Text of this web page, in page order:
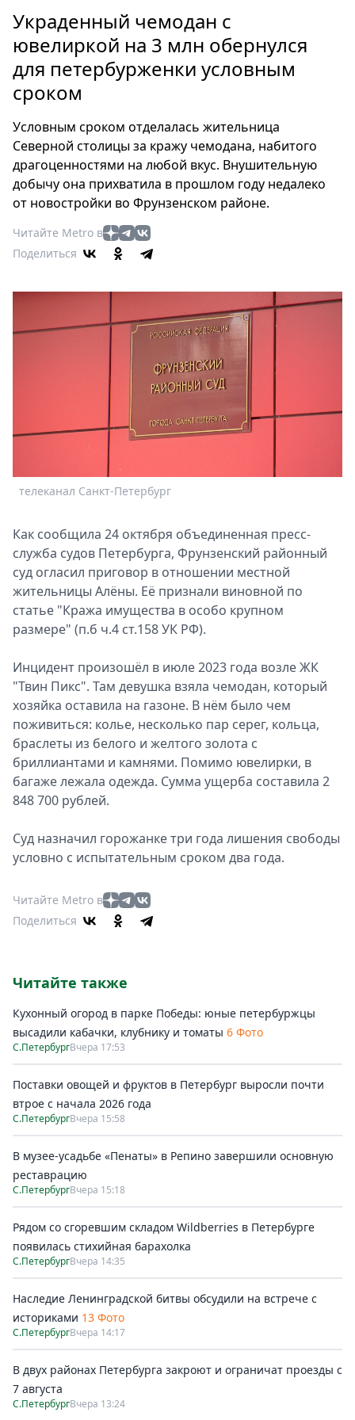
Россия
Мир
Здоровье
Еда
Мода
Театр
Кино
Афиша
Книги
Выставки
Пресс-
релизы
Metro
Стримы
Спецпроекты
Звезды
Выборы
2026
Скачай
Metro
Украденный чемодан с
ювелиркой на 3 млн обернулся
для петербурженки условным
сроком
Условным сроком отделалась жительница
Северной столицы за кражу чемодана, набитого
драгоценностями на любой вкус. Внушительную
добычу она прихватила в прошлом году недалеко
от новостройки во Фрунзенском районе.
Читайте Metro в
Поделиться
телеканал Санкт-Петербург
Как сообщила 24 октября объединенная пресс-
служба судов Петербурга, Фрунзенский районный
суд огласил приговор в отношении местной
жительницы Алёны. Её признали виновной по
статье "Кража имущества в особо крупном
размере" (п.б ч.4 ст.158 УК РФ).
Инцидент произошёл в июле 2023 года возле ЖК
"Твин Пикс". Там девушка взяла чемодан, который
хозяйка оставила на газоне. В нём было чем
поживиться: колье, несколько пар серег, кольца,
браслеты из белого и желтого золота с
бриллиантами и камнями. Помимо ювелирки, в
багаже лежала одежда. Сумма ущерба составила 2
848 700 рублей.
Суд назначил горожанке три года лишения свободы
условно с испытательным сроком два года.
Читайте Metro в
Поделиться
Читайте также
Кухонный огород в парке Победы: юные петербуржцы
высадили кабачки, клубнику и томаты 6 Фото
С.ПетербургВчера 17:53
Поставки овощей и фруктов в Петербург выросли почти
втрое с начала 2026 года
С.ПетербургВчера 15:58
В музее-усадьбе «Пенаты» в Репино завершили основную
реставрацию
С.ПетербургВчера 15:18
Рядом со сгоревшим складом Wildberries в Петербурге
появилась стихийная барахолка
С.ПетербургВчера 14:35
Наследие Ленинградской битвы обсудили на встрече с
историками 13 Фото
С.ПетербургВчера 14:17
В двух районах Петербурга закроют и ограничат проезды с
7 августа
С.ПетербургВчера 13:24